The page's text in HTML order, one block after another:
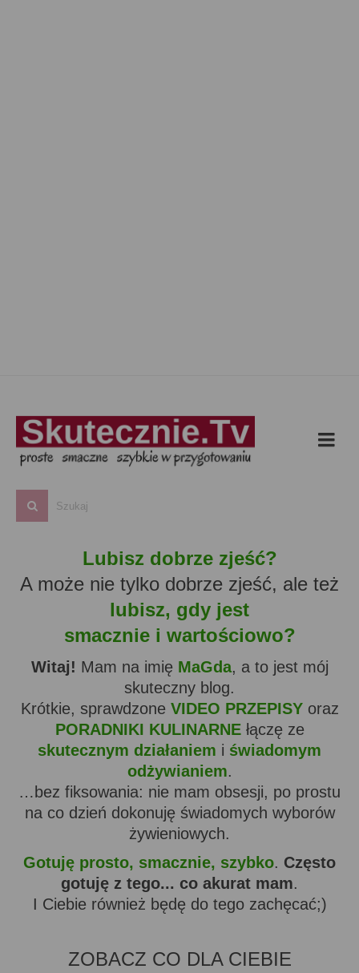
Lubisz dobrze zjeść?
A może nie tylko dobrze zjeść, ale też
lubisz, gdy jest
smacznie i wartościowo?
Witaj! Mam na imię MaGda, a to jest mój
skuteczny blog.
Krótkie, sprawdzone VIDEO PRZEPISYoraz
PORADNIKI KULINARNEłączę ze
skutecznym działaniem i świadomym
odżywianiem.
…bez fiksowania: nie mam obsesji, po prostu
na co dzień dokonuję świadomych wyborów
żywieniowych.
Gotuję prosto, smacznie, szybko. Często
gotuję z tego... co akurat mam.
I Ciebie również będę do tego zachęcać;)
ZOBACZ CO DLA CIEBIE